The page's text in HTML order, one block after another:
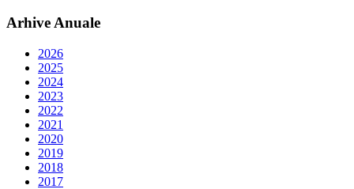
Arhive Anuale
2026
2025
2024
2023
2022
2021
2020
2019
2018
2017